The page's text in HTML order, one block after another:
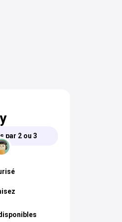
par 2 ou 3